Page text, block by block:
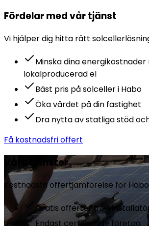
Fördelar med vår tjänst
Vi hjälper dig hitta rätt solceller
Minska dina energikostnader
lokalproducerad el
Bäst pris på solceller i Habo
Öka värdet på din fastighet
Dra nytta av statliga stöd
Få kostnadsfri offert
Våra tjänster
Kostnadsfri offertjämförelse för Habo
Gratis offerter från
Endast certifierade företag